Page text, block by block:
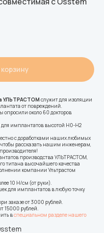
УЛЬТРАСТОМ служит для изоляции
от повреждений.
опросили около 60 докторов
имплантатов высотой Н0-Н2
с доработками наших любимых
чтобы рассказать нашим инженерам,
производства УЛЬТРАСТОМ,
титана высочайшего качества
компании Ультрастом
10 Н/см (от руки).
для имплантатов в любую точку
заказе от 3000 рублей.
15000 рублей.
вспециальном разделе нашего